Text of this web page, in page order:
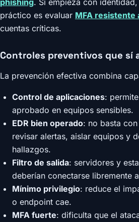
práctico es evaluar MFA resistente
cuentas críticas.
Controles preventivos que sí
La prevención efectiva combina
Control de aplicaciones:
aprobado en equipos sensibles.
EDR bien operado: no basta
revisar alertas, aislar equipos y
hallazgos.
Filtro de salida: servidores y
deberían conectarse libremente
Mínimo privilegio: reduce el
o endpoint cae.
MFA fuerte: dificulta que el